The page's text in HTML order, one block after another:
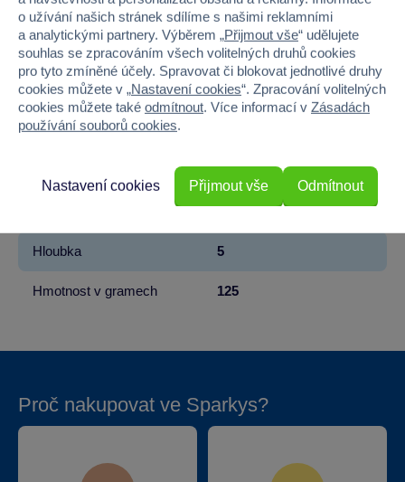
Značka Wiky
Licence TOTO
Věk od 3
Pohlaví
5
14.7
Hloubka 5
Hmotnost v gramech 125
Proč nakupovat ve Sparkys?
o užívání našich stránek sdílíme s našimi reklamními
a analytickými partnery. Výběrem „Přijmout vše“ udělujete
souhlas se zpracováním všech volitelných druhů cookies
pro tyto zmíněné účely. Spravovat či blokovat jednotlivé druhy
cookies můžete v „Nastavení cookies“. Zpracování volitelných
cookies můžete také odmítnout. Více informací v Zásadách
používání souborů cookies.
Odmítnout
Nastavení cookies Přijmout vše